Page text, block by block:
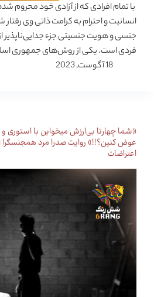
با تمام افرادی که از آزادی خود محروم
انسانیت و احترام به کرامت ذاتی وی
جنسی و هویت جنسیتی جزء جدایی‌ناپذیر
فردی است. یکی از روش‌های جمهوری
18 آگوست, 2023
«شما چهارتا بی‌ارزش میخواین با
عوض کنین؟!!» روایت صدرا مرد همجنسگرا
اعتراضات